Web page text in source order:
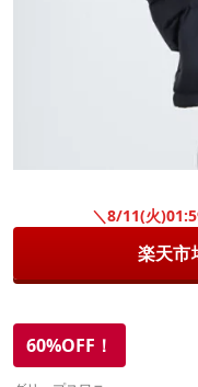
＼8/11(火
楽天市
60%OFF！